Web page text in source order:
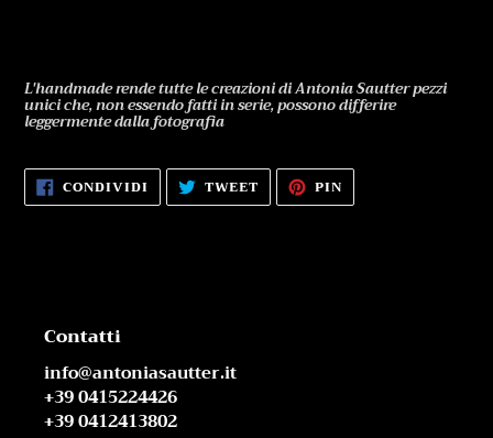
L'handmade rende tutte le creazioni di Antonia Sautter pezzi
unici che, non essendo fatti in serie, possono differire
leggermente dalla fotografia
CONDIVIDICONDIVIDI
SU
FACEBOOK
TWEET TWITTA
TWITTER
PIN
PINTEREST
Contatti
info@antoniasautter.it
+39 0415224426
+39 0412413802